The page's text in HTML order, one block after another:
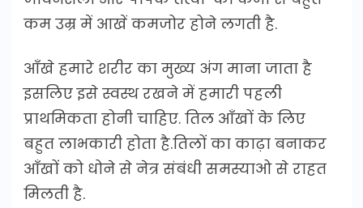
कम उम्र में आखें कमजोर होने लगती है.
आँखे हमारे शरीर का मुख्य अंग माना जाता है
इसलिए इसे स्वस्थ रखने में हमारी पहली
प्राथमिकता होनी चाहिए. तिल आँखों के लिए
बहुत लाभकारी होता है.तिलों का काढ़ा बनाकर
आँखों को धोने से नेत्र संबंधी समस्याओ से राहत
मिलती है.